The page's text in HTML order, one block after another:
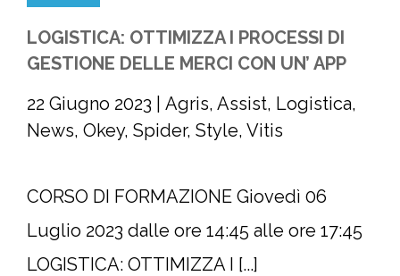
LOGISTICA: OTTIMIZZA I PROCESSI DI
GESTIONE DELLE MERCI CON UN’ APP
22 Giugno 2023
Agris, Assist, Logistica,
News, Okey, Spider, Style, Vitis
CORSO DI FORMAZIONE Giovedì 06
Luglio 2023 dalle ore 14:45 alle ore 17:45
LOGISTICA: OTTIMIZZA I [...]